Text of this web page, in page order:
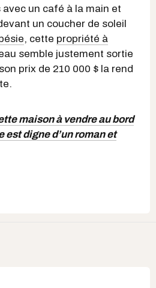
un café à la main et
un coucher de soleil
, cette propriété à
semble justement sortie
prix de 210 000 $ la rend
maison à vendre au bord
est digne d’un roman et